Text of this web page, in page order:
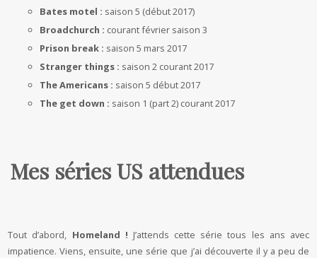
Bates motel : saison 5 (début 2017)
Broadchurch : courant février saison 3
Prison break : saison 5 mars 2017
Stranger things : saison 2 courant 2017
The Americans : saison 5 début 2017
The get down : saison 1 (part 2) courant 2017
Mes séries US attendues
Tout d’abord, Homeland ! J’attends cette série tous les ans avec
impatience. Viens, ensuite, une série que j’ai découverte il y a peu de